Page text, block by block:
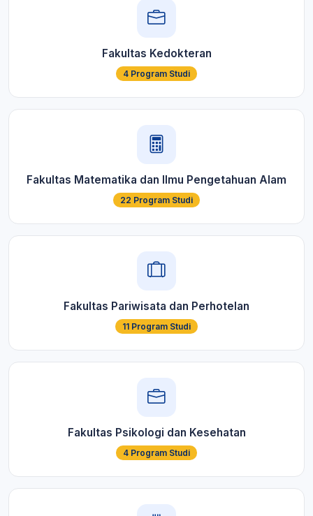
Fakultas Kedokteran
4 Program Studi
Fakultas Matematika dan Ilmu Pengetahuan Alam
22 Program Studi
Fakultas Pariwisata dan Perhotelan
11 Program Studi
Fakultas Psikologi dan Kesehatan
4 Program Studi